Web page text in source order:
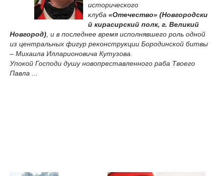
исторического
клуба «Отечество» (Новгородски
й кирасирский полк, г. Великий
Новгород) , и в последнее время исполнявшего роль одной
из центральных фигур реконструкции Бородинской битвы
– Михаила Илларионовича Кутузова.
Упокой Господи душу новопреставленного раба Твоего
Павла ...